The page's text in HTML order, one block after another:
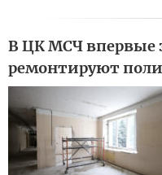
В ЦК МСЧ впервые
ремонтируют